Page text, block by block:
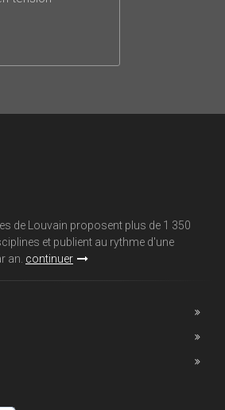
de Louvain proposent plus de 1 350
et publient au rythme d'une
an. continuer